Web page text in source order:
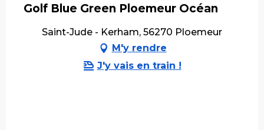
Golf Blue Green Ploemeur Océan
Saint-Jude - Kerham, 56270 Ploemeur
M'y rendre
J'y vais en train !